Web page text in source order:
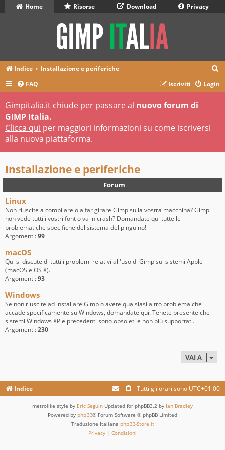
Home Risorse Download Privacy
Indice Installazione e periferiche
r
FAQ Login
Iscriviti
Gimpitalia.it chiude per passare al nuovo forum di
GIMP Italia.
Clicca qui per maggiori informazioni su come iscriversi
alla nuova piattaforma.
Installazione e periferiche
Forum
Linux
Non riuscite a compilare o a far girare Gimp sulla vostra macchina? Gimp
non vede tutti i vostri font o va in crash? Domandate qui tutte le
problematiche specifiche del sistema del pinguino!
Argomenti:99
macOS
Qui si discute di tutti i problemi relativi all'uso di Gimp sui sistemi Apple
(macOS e OS X).
Argomenti:93
Windows
Se non riuscite ad installare Gimp o avete qualsiasi altro problema che
accade specificamente su Windows, domandate qui. Tenete presente che i
sistemi Windows XP e precedenti sono obsoleti e non più supportati.
Argomenti:230
VAI A
Indice Tutti gli orari sono UTC+01:00
metrolike style by Eric Seguin Updated for phpBB3.2 by Ian Bradley
Powered by phpBB® Forum Software © phpBB Limited
Traduzione Italiana phpBB-Store.it
Privacy | Condizioni